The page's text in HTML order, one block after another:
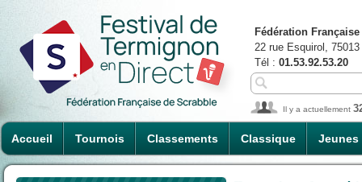
Accueil Tournois Classements Classique Jeunes
Fédération
22 rue Esquirol,
Tél : 01.53.92.53.20
Il y a actuellement